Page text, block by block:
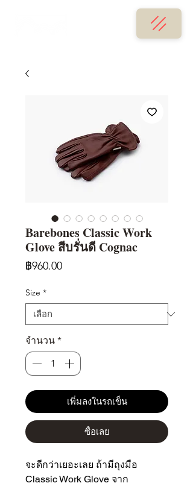
Barebones Classic Work
Glove สีบรั่นดี Cognac
฿960.00ราคา
Size *
จำนวน *
เพิ่มลงในรถเข็น
ซื้อเลย
จะดีกว่าเยอะเลย ถ้ามีถุงมือ
Classic Work Glove จาก